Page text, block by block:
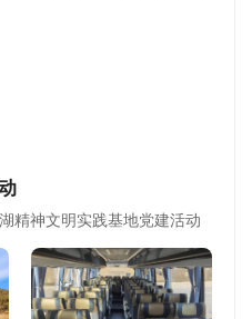
精神文明实践基地党建活动